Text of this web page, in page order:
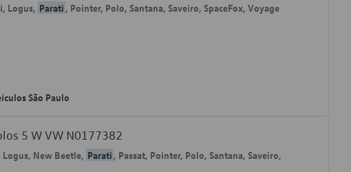
Logus, Parati , Pointer, Polo, Santana, Saveiro, SpaceFox, Voyage
São Paulo
5 W VW N0177382
New Beetle, Parati , Passat, Pointer, Polo, Santana, Saveiro,